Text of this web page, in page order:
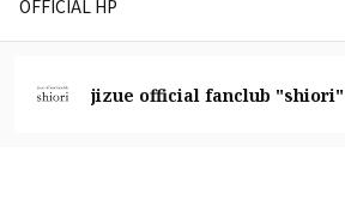
OFFICIAL HP
jizue official fanclub "shiori"